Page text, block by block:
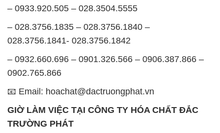
– 0933.920.505 – 028.3504.5555
– 028.3756.1835 – 028.3756.1840 –
028.3756.1841- 028.3756.1842
– 0932.660.696 – 0901.326.566 – 0906.387.866 –
0902.765.866
📧 Email: hoachat@dactruongphat.vn
GIỜ LÀM VIỆC TẠI CÔNG TY HÓA CHẤT ĐẮC
TRƯỜNG PHÁT